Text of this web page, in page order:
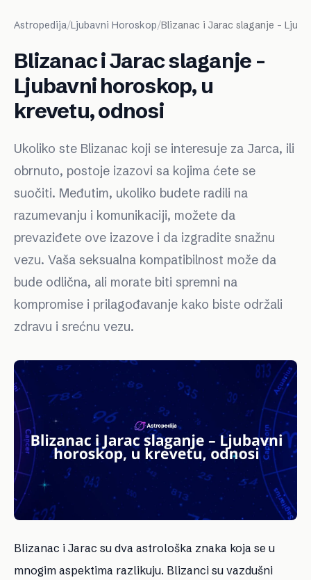
Astropedija/Ljubavni Horoskop/Blizanac i Jarac slaganje -
Blizanac i Jarac slaganje -
Ljubavni horoskop, u
krevetu, odnosi
Ukoliko ste Blizanac koji se interesuje za Jarca, ili
obrnuto, postoje izazovi sa kojima ćete se
suočiti. Međutim, ukoliko budete radili na
razumevanju i komunikaciji, možete da
prevaziđete ove izazove i da izgradite snažnu
vezu. Vaša seksualna kompatibilnost može da
bude odlična, ali morate biti spremni na
kompromise i prilagođavanje kako biste održali
zdravu i srećnu vezu.
Blizanac i Jarac su dva astrološka znaka koja se u
mnogim aspektima razlikuju. Blizanci su vazdušni